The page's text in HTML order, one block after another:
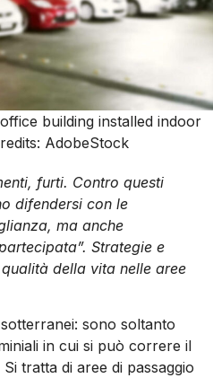
building installed indoor
AdobeStock
furti. Contro questi
difendersi con le
ma anche
Strategie e
della vita nelle aree
sono soltanto
in cui si può correre il
tratta di aree di passaggio